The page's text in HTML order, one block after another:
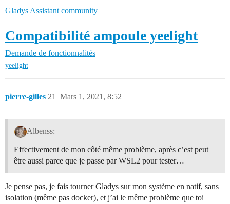
Gladys Assistant community
Compatibilité ampoule yeelight
Demande de fonctionnalités
yeelight
pierre-gilles Mars 1, 2021, 8:52
21
Albenss:
Effectivement de mon côté même problème, après c’est peut
être aussi parce que je passe par WSL2 pour tester…
Je pense pas, je fais tourner Gladys sur mon système en natif, sans
isolation (même pas docker), et j’ai le même problème que toi